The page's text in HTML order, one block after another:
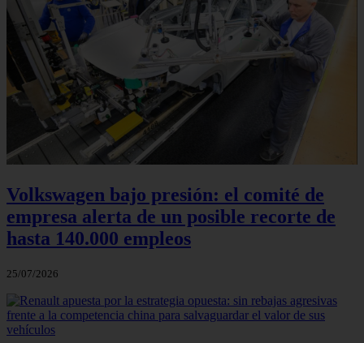
Volkswagen bajo presión: el comité de
empresa alerta de un posible recorte de
hasta 140.000 empleos
25/07/2026